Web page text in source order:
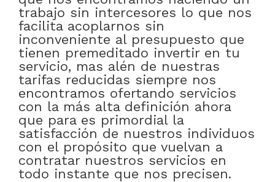
trabajo sin intercesores lo que nos
facilita acoplarnos sin
inconveniente al presupuesto que
tienen premeditado invertir en tu
servicio, mas alén de nuestras
tarifas reducidas siempre nos
encontramos ofertando servicios
con la más alta definición ahora
que para es primordial la
satisfacción de nuestros individuos
con el propósito que vuelvan a
contratar nuestros servicios en
todo instante que nos precisen.